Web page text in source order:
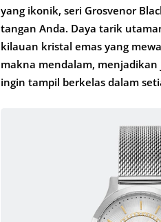
yang ikonik, seri Grosvenor
tangan Anda. Daya tarik
kilauan kristal emas yang
makna mendalam,
ingin tampil berkelas dalam